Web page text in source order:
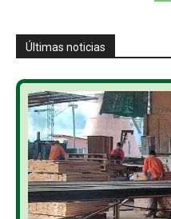
Últimas noticias